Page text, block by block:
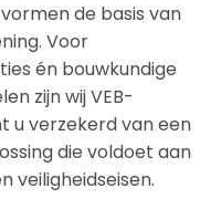
de basis van
Voor
én bouwkundige
zijn wij VEB-
u verzekerd van een
die voldoet aan
veiligheidseisen.